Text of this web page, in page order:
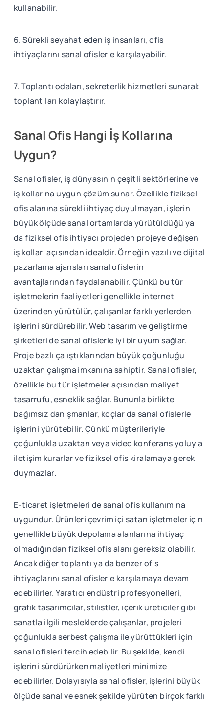
kullanabilir.
6. Sürekli seyahat eden iş insanları, ofis
ihtiyaçlarını sanal ofislerle karşılayabilir.
7. Toplantı odaları, sekreterlik hizmetleri sunarak
toplantıları kolaylaştırır.
Sanal Ofis Hangi İş Kollarına
Uygun?
Sanal ofisler, iş dünyasının çeşitli sektörlerine ve
iş kollarına uygun çözüm sunar. Özellikle fiziksel
ofis alanına sürekli ihtiyaç duyulmayan, işlerin
büyük ölçüde sanal ortamlarda yürütüldüğü ya
da fiziksel ofis ihtiyacı projeden projeye değişen
iş kolları açısından idealdir. Örneğin yazılı ve dijital
pazarlama ajansları sanal ofislerin
avantajlarından faydalanabilir. Çünkü bu tür
işletmelerin faaliyetleri genellikle internet
üzerinden yürütülür, çalışanlar farklı yerlerden
işlerini sürdürebilir. Web tasarım ve geliştirme
şirketleri de sanal ofislerle iyi bir uyum sağlar.
Proje bazlı çalıştıklarından büyük çoğunluğu
uzaktan çalışma imkanına sahiptir. Sanal ofisler,
özellikle bu tür işletmeler açısından maliyet
tasarrufu, esneklik sağlar. Bununla birlikte
bağımsız danışmanlar, koçlar da sanal ofislerle
işlerini yürütebilir. Çünkü müşterileriyle
çoğunlukla uzaktan veya video konferans yoluyla
iletişim kurarlar ve fiziksel ofis kiralamaya gerek
duymazlar.
E-ticaret işletmeleri de sanal ofis kullanımına
uygundur. Ürünleri çevrim içi satan işletmeler için
genellikle büyük depolama alanlarına ihtiyaç
olmadığından fiziksel ofis alanı gereksiz olabilir.
Ancak diğer toplantı ya da benzer ofis
ihtiyaçlarını sanal ofislerle karşılamaya devam
edebilirler. Yaratıcı endüstri profesyonelleri,
grafik tasarımcılar, stilistler, içerik üreticiler gibi
sanatla ilgili mesleklerde çalışanlar, projeleri
çoğunlukla serbest çalışma ile yürüttükleri için
sanal ofisleri tercih edebilir. Bu şekilde, kendi
işlerini sürdürürken maliyetleri minimize
edebilirler. Dolayısıyla sanal ofisler, işlerini büyük
ölçüde sanal ve esnek şekilde yürüten birçok farklı